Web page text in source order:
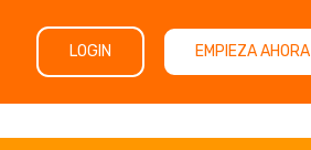
LOGIN EMPIEZA AHORA